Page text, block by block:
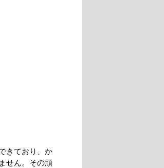
きており、か
せん。その頑